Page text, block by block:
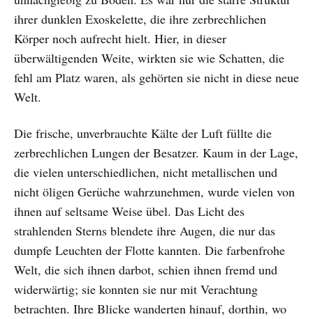
ihrer dunklen Exoskelette, die ihre zerbrechlichen
Körper noch aufrecht hielt. Hier, in dieser
überwältigenden Weite, wirkten sie wie Schatten, die
fehl am Platz waren, als gehörten sie nicht in diese neue
Welt.
Die frische, unverbrauchte Kälte der Luft füllte die
zerbrechlichen Lungen der Besatzer. Kaum in der Lage,
die vielen unterschiedlichen, nicht metallischen und
nicht öligen Gerüche wahrzunehmen, wurde vielen von
ihnen auf seltsame Weise übel. Das Licht des
strahlenden Sterns blendete ihre Augen, die nur das
dumpfe Leuchten der Flotte kannten. Die farbenfrohe
Welt, die sich ihnen darbot, schien ihnen fremd und
widerwärtig; sie konnten sie nur mit Verachtung
betrachten. Ihre Blicke wanderten hinauf, dorthin, wo